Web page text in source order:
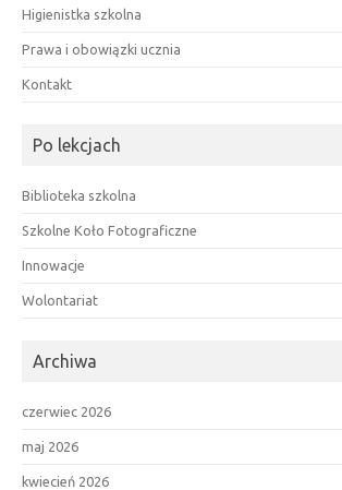
Higienistka szkolna
Prawa i obowiązki ucznia
Kontakt
Po lekcjach
Biblioteka szkolna
Szkolne Koło Fotograficzne
Innowacje
Wolontariat
Archiwa
czerwiec 2026
maj 2026
kwiecień 2026